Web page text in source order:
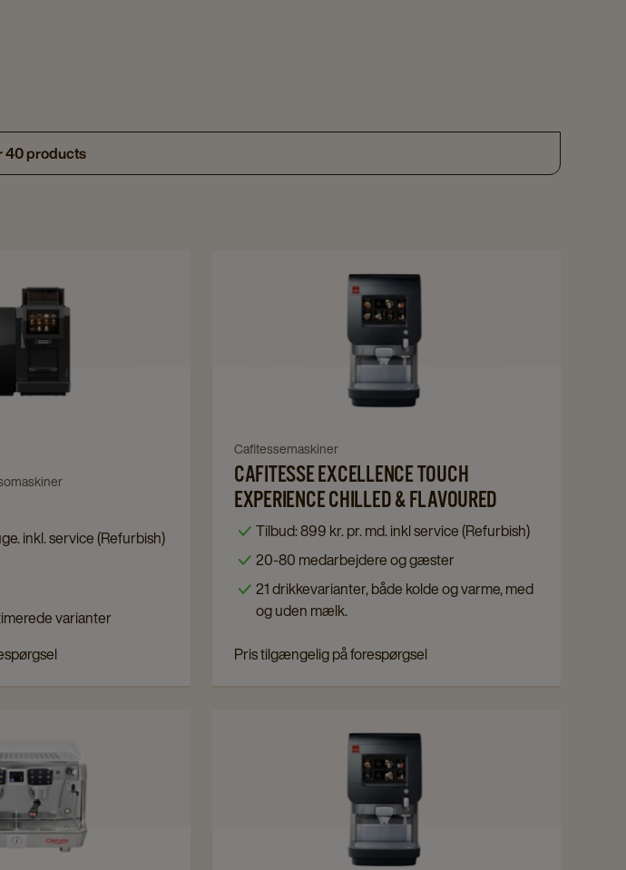
40 products
to
Franke
A300
details
page
inkl. service (Refurbish)
varianter
Navigate
to
Cafitesse
Excellence
Touch
Experience
Flavoured
details
page
Navigate
to
Cafitesse
Excellence
Experience
Chilled
Flavoured
details
Cafitessemaskiner
CAFITESSE EXCELLENCE TOUCH
EXPERIENCE CHILLED & FLAVOURED
Tilbud: 899 kr. pr. md. inkl service (Refurbish)
20-80 medarbejdere og gæster
21 drikkevarianter, både kolde og varme, med
og uden mælk.
Pris tilgængelig på forespørgsel
to
Astoria
Core
600
Navigate
to
Cafitesse
Excellence
Touch
Experience